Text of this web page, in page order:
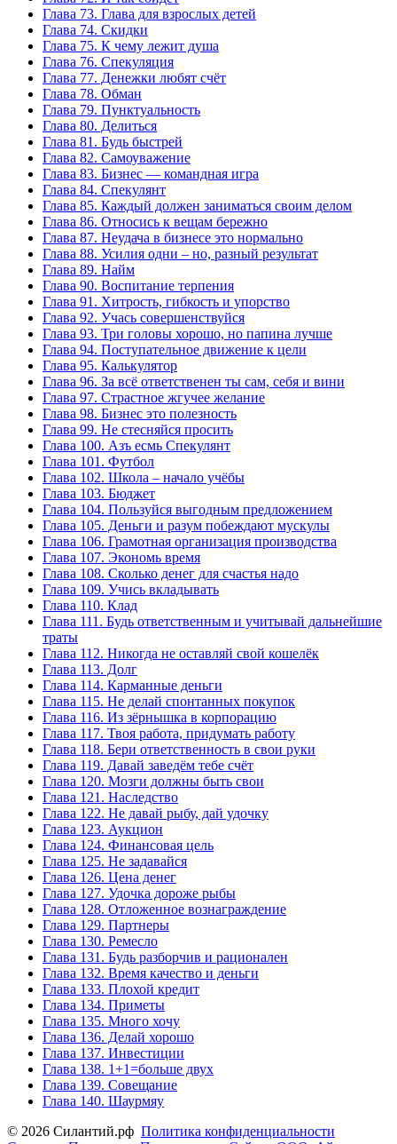
Глава 73. Глава для взрослых детей
Глава 74. Скидки
Глава 75. К чему лежит душа
Глава 76. Спекуляция
Глава 77. Денежки любят счёт
Глава 78. Обман
Глава 79. Пунктуальность
Глава 80. Делиться
Глава 81. Будь быстрей
Глава 82. Самоуважение
Глава 83. Бизнес — командная игра
Глава 84. Спекулянт
Глава 85. Каждый должен заниматься своим делом
Глава 86. Относись к вещам бережно
Глава 87. Неудача в бизнесе это нормально
Глава 88. Усилия одни – но, разный результат
Глава 89. Найм
Глава 90. Воспитание терпения
Глава 91. Хитрость, гибкость и упорство
Глава 92. Учась совершенствуйся
Глава 93. Три головы хорошо, но папина лучше
Глава 94. Поступательное движение к цели
Глава 95. Калькулятор
Глава 96. За всё ответственен ты сам, себя и вини
Глава 97. Страстное жгучее желание
Глава 98. Бизнес это полезность
Глава 99. Не стесняйся просить
Глава 100. Азъ есмь Спекулянт
Глава 101. Футбол
Глава 102. Школа – начало учёбы
Глава 103. Бюджет
Глава 104. Пользуйся выгодным предложением
Глава 105. Деньги и разум побеждают мускулы
Глава 106. Грамотная организация производства
Глава 107. Экономь время
Глава 108. Сколько денег для счастья надо
Глава 109. Учись вкладывать
Глава 110. Клад
Глава 111. Будь ответственным и учитывай дальнейшие
траты
Глава 112. Никогда не оставляй свой кошелёк
Глава 113. Долг
Глава 114. Карманные деньги
Глава 115. Не делай спонтанных покупок
Глава 116. Из зёрнышка в корпорацию
Глава 117. Твоя работа, придумать работу
Глава 118. Бери ответственность в свои руки
Глава 119. Давай заведём тебе счёт
Глава 120. Мозги должны быть свои
Глава 121. Наследство
Глава 122. Не давай рыбу, дай удочку
Глава 123. Аукцион
Глава 124. Финансовая цель
Глава 125. Не задавайся
Глава 126. Цена денег
Глава 127. Удочка дороже рыбы
Глава 128. Отложенное вознаграждение
Глава 129. Партнеры
Глава 130. Ремесло
Глава 131. Будь разборчив и рационален
Глава 132. Время качество и деньги
Глава 133. Плохой кредит
Глава 134. Приметы
Глава 135. Много хочу
Глава 136. Делай хорошо
Глава 137. Инвестиции
Глава 138. 1+1=больше двух
Глава 139. Совещание
Глава 140. Шаурмяу
© 2026 Силантий.рф Политика конфиденциальности